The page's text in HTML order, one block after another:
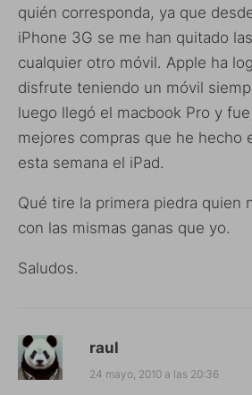
quién corresponda, ya que
iPhone 3G se me han quitado
cualquier otro móvil. Apple ha
disfrute teniendo un móvil
luego llegó el macbook Pro y
mejores compras que he hecho
esta semana el iPad.
Qué tire la primera piedra quien
con las mismas ganas que yo.
Saludos.
raul
24 mayo, 2010 a las 20:36